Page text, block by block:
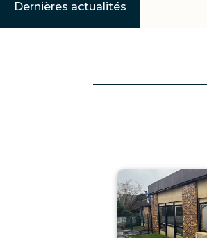
Dernières actualités